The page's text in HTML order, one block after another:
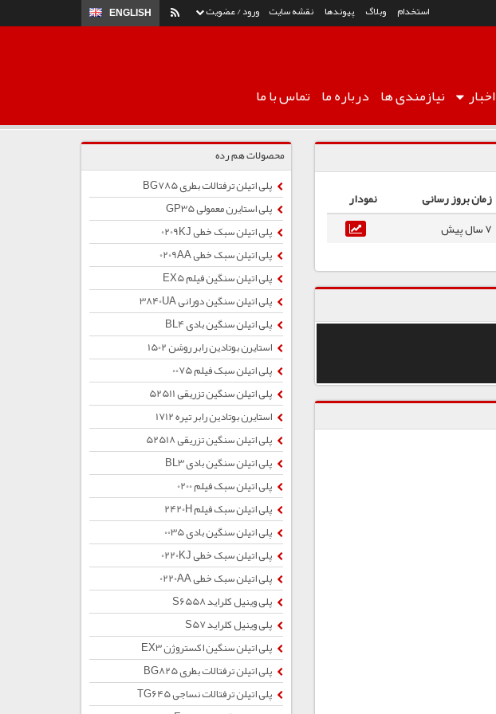
ورود / عضویت ENGLISH استخدام وبلاگ پیوندها نقشه سایت
اخبار نیازمندی ها درباره ما تماس با ما
زمان بروز رسانی
نمودار
7 سال پیش
محصولات هم رده
پلی اتیلن ترفتالات بطری BG785
پلی استایرن معمولی GP35
پلی اتیلن سبک خطی 0209KJ
پلی اتیلن سبک خطی 0209AA
پلی اتیلن سنگین فیلم EX5
پلی اتیلن سنگین دورانی 3840UA
پلی اتیلن سنگین بادی BL4
استایرن بوتادین رابر روشن 1502
پلی اتیلن سبک فیلم 0075
پلی اتیلن سنگین تزریقی 52511
استایرن بوتادین رابر تیره 1712
پلی اتیلن سنگین تزریقی 52518
پلی اتیلن سنگین بادی BL3
پلی اتیلن سبک فیلم 0200
پلی اتیلن سبک فیلم 2420H
پلی اتیلن سنگین بادی 0035
پلی اتیلن سبک خطی 0220KJ
پلی اتیلن سبک خطی 0220AA
پلی وینیل کلراید S6558
پلی وینیل کلراید S57
پلی اتیلن سنگین اکستروژن EX3
پلی اتیلن ترفتالات بطری BG825
پلی اتیلن ترفتالات نساجی TG645